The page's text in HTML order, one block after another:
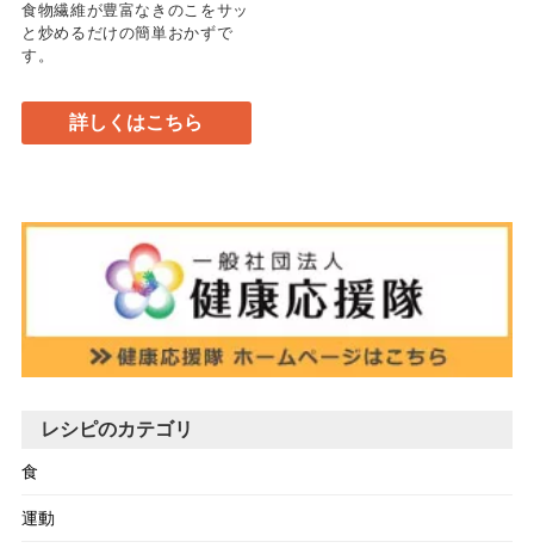
食物繊維が豊富なきのこをサッ
と炒めるだけの簡単おかずで
す。
詳しくはこちら
レシピのカテゴリ
食
運動